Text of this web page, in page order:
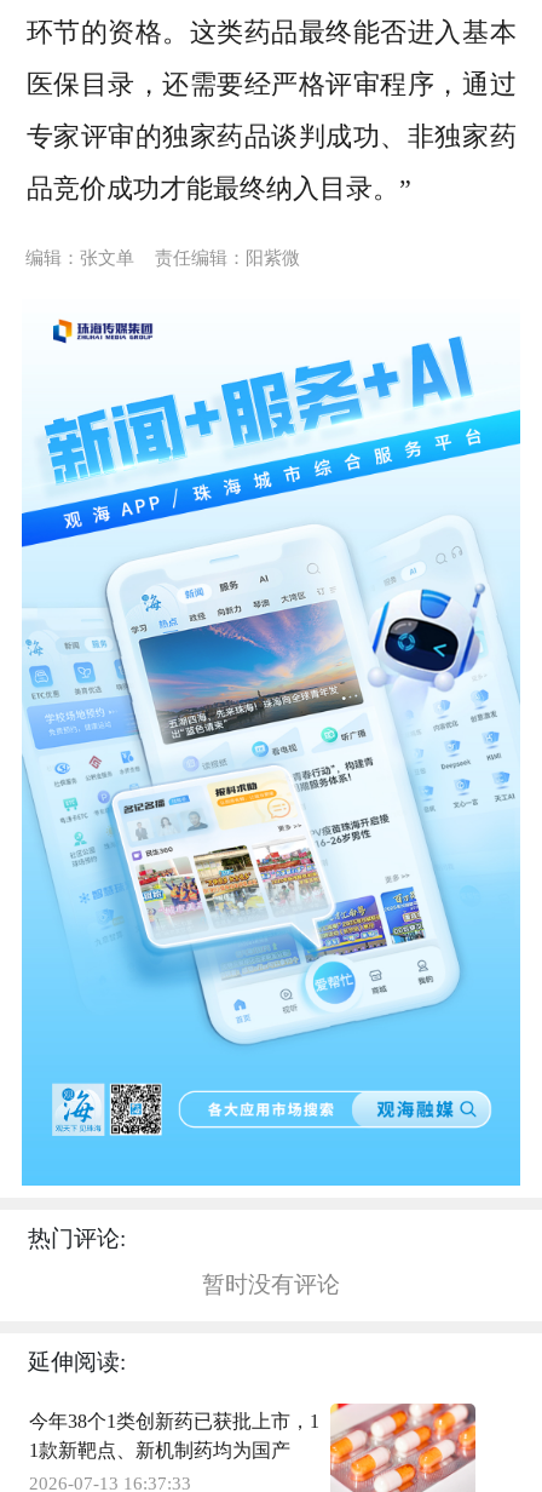
环节的资格。这类药品最终能否进入基本
医保目录，还需要经严格评审程序，通过
专家评审的独家药品谈判成功、非独家药
品竞价成功才能最终纳入目录。”
编辑：张文单 责任编辑：阳紫微
热门评论:
暂时没有评论
延伸阅读:
今年38个1类创新药已获批上市，1
1款新靶点、新机制药均为国产
2026-07-13 16:37:33